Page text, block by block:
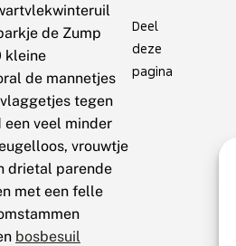
de Zump
kleine
de mannetjes
tegen
een veel minder
vrouwtje
drietal parende
met een felle
bosbesuil
Deel
deze
pagina